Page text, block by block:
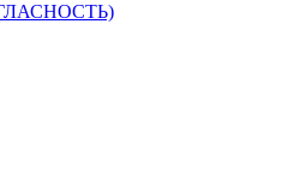
(ГЛАСНОСТЬ)